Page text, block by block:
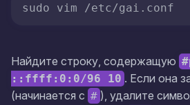
​​​​​​​sudo vim /etc/gai.conf
Найдите строку, содержащую
::ffff:0:0/96 10 . Если она
(начинается с # ), удалите